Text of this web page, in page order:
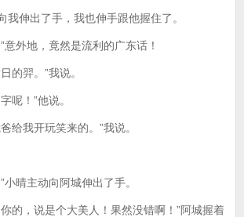
我伸出了手，我也伸手跟他握住了。
意外地，竟然是流利的广东话！
的羿。”我说。
呢！”他说。
给我开玩笑来的。”我说。
小晴主动向阿城伸出了手。
的，说是个大美人！果然没错啊！”阿城握着